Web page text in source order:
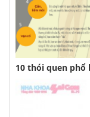
10 thói quen phổ